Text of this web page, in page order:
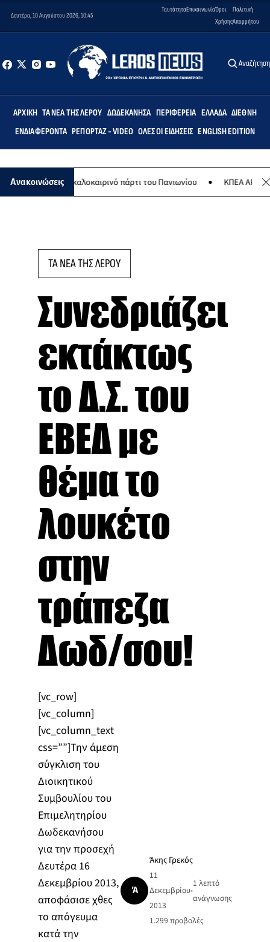
Δευτέρα, 10 Αυγούστου 2026, 10:45
ΤαυτότηταΕπικοινωνίαΌροι
Χρήσης
Πολιτική
Απορρήτου
Αναζήτηση
ΑΡΧΙΚΉ ΤΑ ΝΈΑ ΤΗΣ ΛΈΡΟΥ ΔΩΔΕΚΆΝΗΣΑ ΠΕΡΙΦΈΡΕΙΑ ΕΛΛΆΔΑ ΔΙΕΘΝΉ
ΕΝΔΙΑΦΈΡΟΝΤΑ ΡΕΠΟΡΤΆΖ - VIDEO ΌΛΕΣ ΟΙ ΕΙΔΉΣΕΙΣ ENGLISH EDITION
Ανακοινώσειςτο καλοκαιρινό πάρτι του Πανιωνίου ΚΠΕΑ ΑΡΤΕΜΙΣ:
ΤΑ ΝΕΑ ΤΗΣ ΛΕΡΟΥ
Συνεδριάζει
εκτάκτως
το Δ.Σ. του
ΕΒΕΔ με
θέμα το
λουκέτο
στην
τράπεζα
Δωδ/σου!
[vc_row]
[vc_column]
[vc_column_text
css=””]Την άμεση
σύγκλιση του
Διοικητικού
Συμβουλίου του
Επιμελητηρίου
Δωδεκανήσου
για την προσεχή
Δευτέρα 16
Δεκεμβρίου 2013,
αποφάσισε χθες
το απόγευμα
κατά την
Ά
Άκης Γρεκός
11
Δεκεμβρίου
2013
•
1 λεπτό
ανάγνωσης
1.299 προβολές